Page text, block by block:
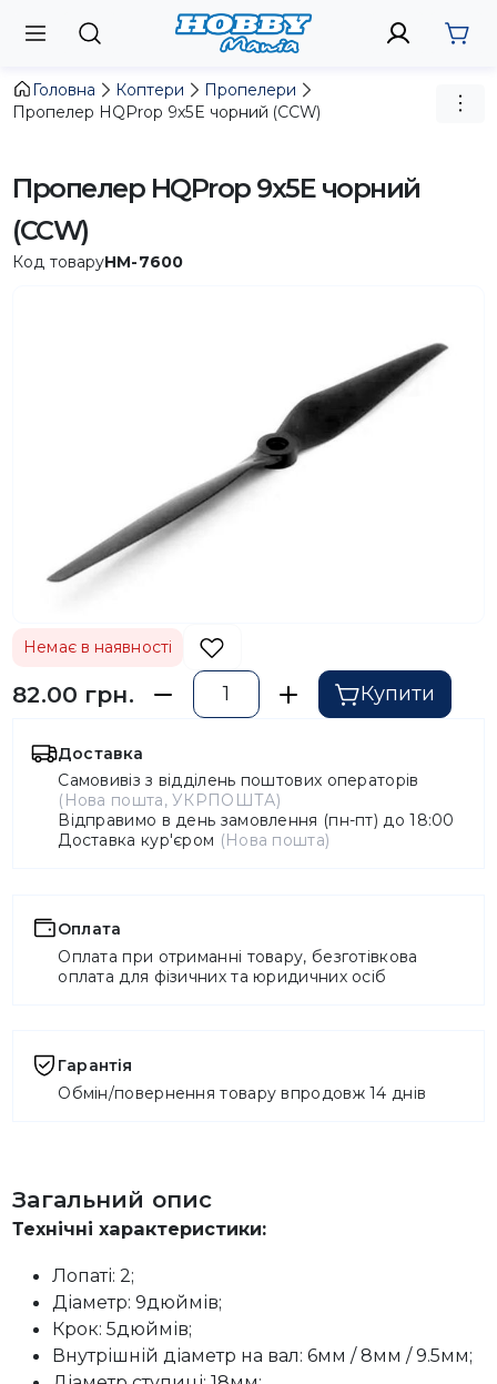
Головна Коптери
Пропелери
Пропелер HQProp 9x5E чорний (CCW)
Пропелер HQProp 9x5E чорний
(CCW)
Код товаруHM-7600
Немає в наявності
82.00 грн. Купити
Доставка
Самовивіз з відділень поштових операторів
(Нова пошта, УКРПОШТА)
Відправимо в день замовлення (пн-пт) до 18:00
Доставка кур'єром (Нова пошта)
Оплата
Оплата при отриманні товару, безготівкова
оплата для фізичних та юридичних осіб
Гарантія
Обмін/повернення товару впродовж 14 днів
Загальний опис
Технічні характеристики:
Лопаті: 2;
Діаметр: 9дюймів;
Крок: 5дюймів;
Внутрішній діаметр на вал: 6мм / 8мм / 9.5мм;